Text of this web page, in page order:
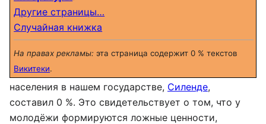
Другие страницы…
Случайная книжка
На правах рекламы: эта страница содержит 0 % текстов
Викитеки.
населения в нашем государстве, Силенде,
составил 0 %. Это свидетельствует о том, что у
молодёжи формируются ложные ценности,